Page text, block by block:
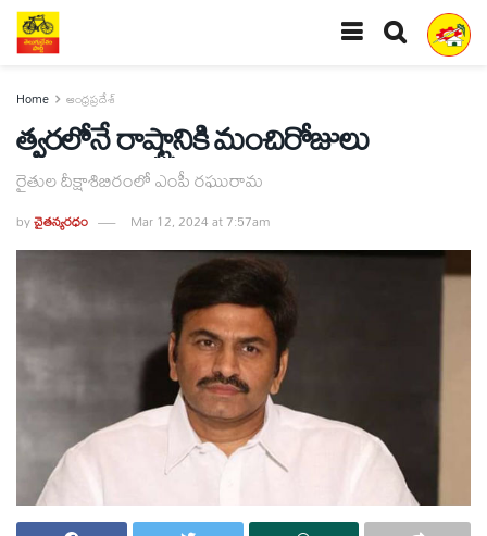
Home ఆంధ్రప్రదేశ్
త్వరలోనే రాష్ట్రానికి మంచిరోజులు
రైతుల దీక్షాశిబిరంలో ఎంపీ రఘురామ
byచైతన్యరధం Mar 12, 2024 at 7:57am